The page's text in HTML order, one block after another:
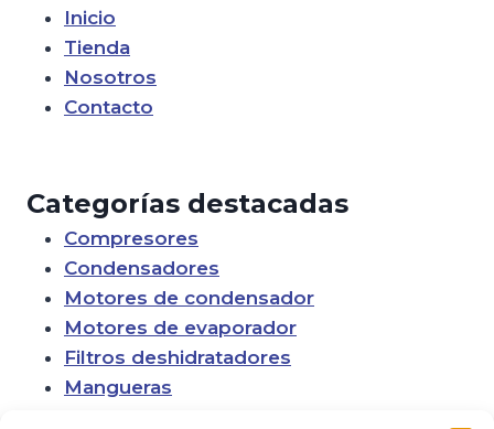
Inicio
Tienda
Nosotros
Contacto
Categorías destacadas
Compresores
Condensadores
Motores de condensador
Motores de evaporador
Filtros deshidratadores
Mangueras